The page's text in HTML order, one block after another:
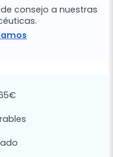
consejo a nuestras